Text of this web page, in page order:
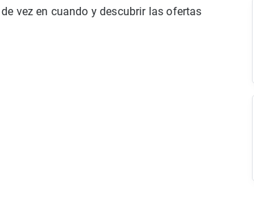
vez en cuando y descubrir las ofertas